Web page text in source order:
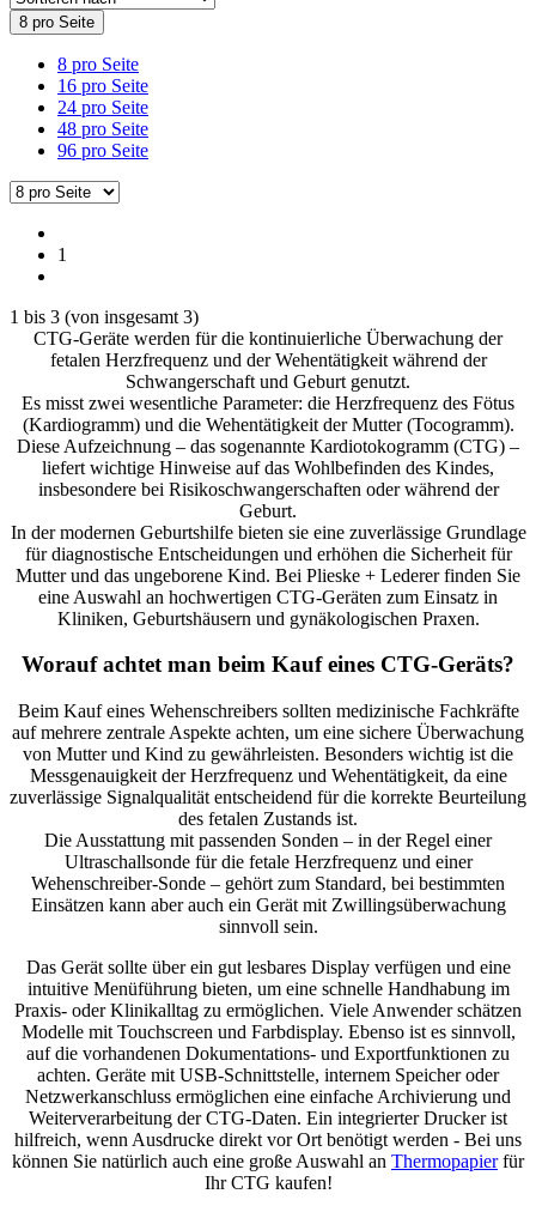
8 pro Seite
8 pro Seite
16 pro Seite
24 pro Seite
48 pro Seite
96 pro Seite
1
1 bis 3 (von insgesamt 3)
CTG-Geräte werden für die kontinuierliche Überwachung der
fetalen Herzfrequenz und der Wehentätigkeit während der
Schwangerschaft und Geburt genutzt.
Es misst zwei wesentliche Parameter: die Herzfrequenz des Fötus
(Kardiogramm) und die Wehentätigkeit der Mutter (Tocogramm).
Diese Aufzeichnung – das sogenannte Kardiotokogramm (CTG) –
liefert wichtige Hinweise auf das Wohlbefinden des Kindes,
insbesondere bei Risikoschwangerschaften oder während der
Geburt.
In der modernen Geburtshilfe bieten sie eine zuverlässige Grundlage
für diagnostische Entscheidungen und erhöhen die Sicherheit für
Mutter und das ungeborene Kind. Bei Plieske + Lederer finden Sie
eine Auswahl an hochwertigen CTG-Geräten zum Einsatz in
Kliniken, Geburtshäusern und gynäkologischen Praxen.
Worauf achtet man beim Kauf eines CTG-Geräts?
Beim Kauf eines Wehenschreibers sollten medizinische Fachkräfte
auf mehrere zentrale Aspekte achten, um eine sichere Überwachung
von Mutter und Kind zu gewährleisten. Besonders wichtig ist die
Messgenauigkeit der Herzfrequenz und Wehentätigkeit, da eine
zuverlässige Signalqualität entscheidend für die korrekte Beurteilung
des fetalen Zustands ist.
Die Ausstattung mit passenden Sonden – in der Regel einer
Ultraschallsonde für die fetale Herzfrequenz und einer
Wehenschreiber-Sonde – gehört zum Standard, bei bestimmten
Einsätzen kann aber auch ein Gerät mit Zwillingsüberwachung
sinnvoll sein.
Das Gerät sollte über ein gut lesbares Display verfügen und eine
intuitive Menüführung bieten, um eine schnelle Handhabung im
Praxis- oder Klinikalltag zu ermöglichen. Viele Anwender schätzen
Modelle mit Touchscreen und Farbdisplay. Ebenso ist es sinnvoll,
auf die vorhandenen Dokumentations- und Exportfunktionen zu
achten. Geräte mit USB-Schnittstelle, internem Speicher oder
Netzwerkanschluss ermöglichen eine einfache Archivierung und
Weiterverarbeitung der CTG-Daten. Ein integrierter Drucker ist
hilfreich, wenn Ausdrucke direkt vor Ort benötigt werden - Bei uns
können Sie natürlich auch eine große Auswahl an Thermopapierfür
Ihr CTG kaufen!